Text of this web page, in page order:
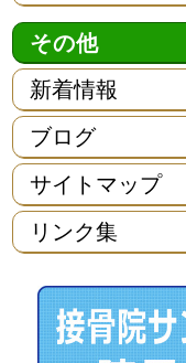
その他
新着情報
ブログ
サイトマップ
リンク集